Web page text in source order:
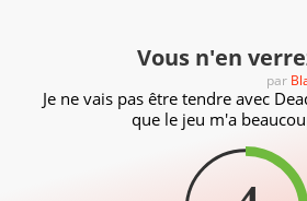
Vous n'en
par
Je ne vais pas être tendre avec
que le jeu m'a